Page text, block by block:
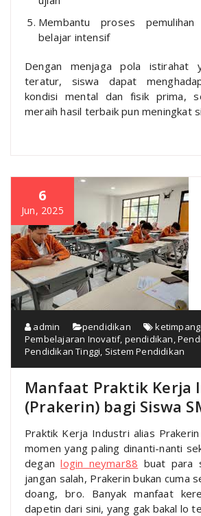
Membantu proses
belajar intensif
Dengan menjaga pola istirahat
teratur, siswa dapat
kondisi mental dan fisik prima,
meraih hasil terbaik pun meningkat
6
Jun, 2025
admin pendidikan
Pembelajaran Inovatif, pendidikan ,
Pendidikan Tinggi Sistem Pendidikan
Manfaat Praktik Kerja
(Prakerin) bagi Siswa
Praktik Kerja Industri alias
momen yang paling dinanti-nanti
deganlogin neymar88 buat para
jangan salah, Prakerin bukan cuma
doang, bro. Banyak manfaat
dapetin dari sini, yang gak bakal lo